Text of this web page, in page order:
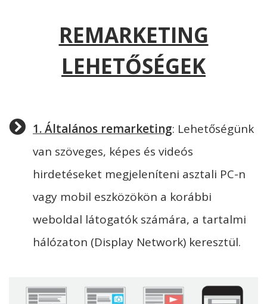
REMARKETING
LEHETŐSÉGEK
1. Általános remarketing: Lehetőségünk
van szöveges, képes és videós
hirdetéseket megjeleníteni asztali PC-n
vagy mobil eszközökön a korábbi
weboldal látogatók számára, a tartalmi
hálózaton (Display Network) keresztül.